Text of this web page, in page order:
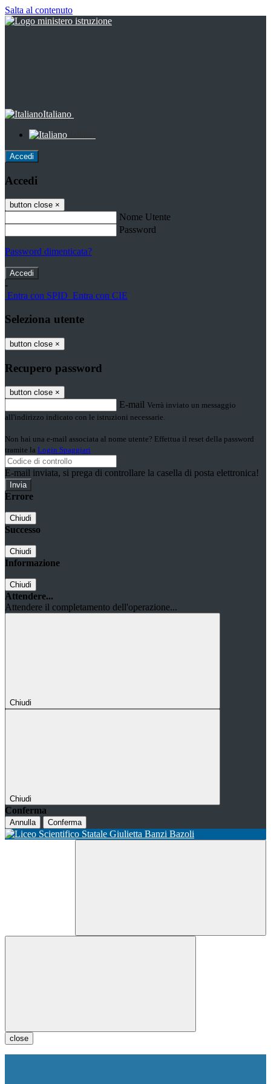
Salta al contenuto
Italiano
Accedi
Accedi
button close ×
Nome Utente
Password
Password dimenticata?
-
Entra con SPID Entra con CIE
Seleziona utente
button close ×
Recupero password
button close ×
E-mail Verrà inviato un messaggio
all'indirizzo indicato con le istruzioni necessarie.
Non hai una e-mail associata al nome utente? Effettua il reset della password
tramite la Login Spaggiari
E-mail inviata, si prega di controllare la casella di posta elettronica!
Errore
Chiudi
Successo
Chiudi
Informazione
Chiudi
Attendere...
Attendere il completamento dell'operazione...
Chiudi
Chiudi
Conferma
Annulla Conferma
close